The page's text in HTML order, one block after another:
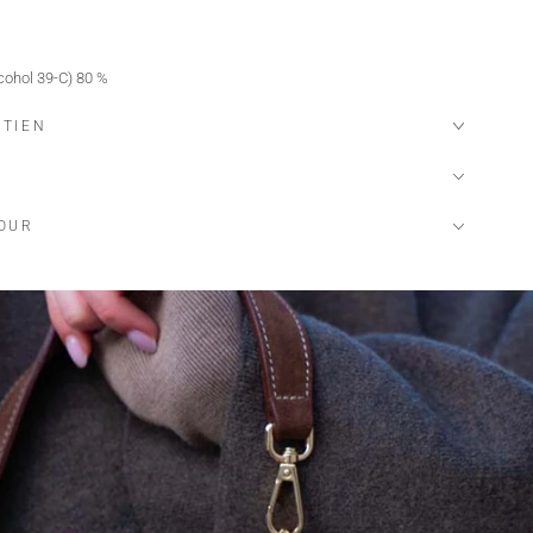
39-C) 80 %
%